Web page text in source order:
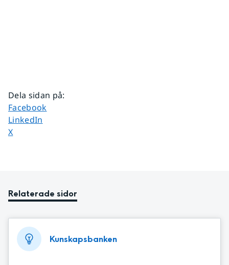
Dela sidan på:
Dela sidan på
Facebook
Dela sidan på
LinkedIn
Dela sidan på
X
Relaterade sidor
Kunskapsbanken